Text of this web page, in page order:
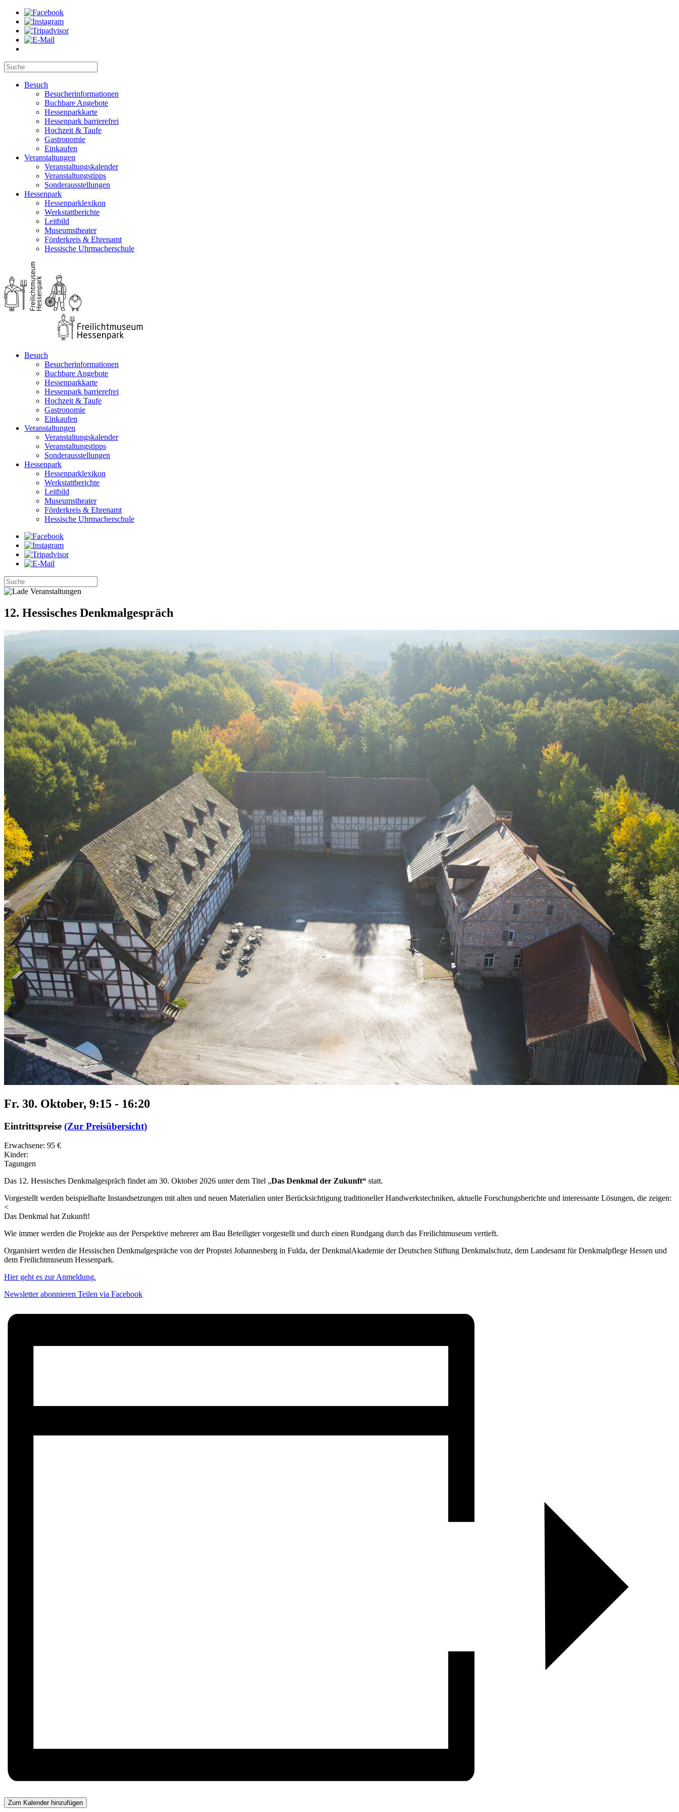
Besuch
Besucherinformationen
Buchbare Angebote
Hessenparkkarte
Hessenpark barrierefrei
Hochzeit & Taufe
Gastronomie
Einkaufen
Veranstaltungen
Veranstaltungskalender
Veranstaltungstipps
Sonderausstellungen
Hessenpark
Hessenparklexikon
Werkstattberichte
Leitbild
Museumstheater
Förderkreis & Ehrenamt
Hessische Uhrmacherschule
Besuch
Besucherinformationen
Buchbare Angebote
Hessenparkkarte
Hessenpark barrierefrei
Hochzeit & Taufe
Gastronomie
Einkaufen
Veranstaltungen
Veranstaltungskalender
Veranstaltungstipps
Sonderausstellungen
Hessenpark
Hessenparklexikon
Werkstattberichte
Leitbild
Museumstheater
Förderkreis & Ehrenamt
Hessische Uhrmacherschule
12. Hessisches Denkmalgespräch
Fr. 30. Oktober, 9:15 - 16:20
Eintrittspreise (Zur Preisübersicht)
Erwachsene: 95 €
Kinder:
Tagungen
Das 12. Hessisches Denkmalgespräch findet am 30. Oktober 2026 unter dem Titel „Das Denkmal der Zukunft“ statt.
Vorgestellt werden beispielhafte Instandsetzungen mit alten und neuen Materialien unter Berücksichtigung traditioneller Handwerkstechniken, aktuelle Forschungsberichte und interessante Lösungen, die zeigen:
<
Das Denkmal hat Zukunft!
Wie immer werden die Projekte aus der Perspektive mehrerer am Bau Beteiligter vorgestellt und durch einen Rundgang durch das Freilichtmuseum vertieft.
Organisiert werden die Hessischen Denkmalgespräche von der Propstei Johannesberg in Fulda, der DenkmalAkademie der Deutschen Stiftung Denkmalschutz, dem Landesamt für Denkmalpflege Hessen und
dem Freilichtmuseum Hessenpark.
Hier geht es zur Anmeldung.
Newsletter abonnieren Teilen via Facebook
Zum Kalender hinzufügen